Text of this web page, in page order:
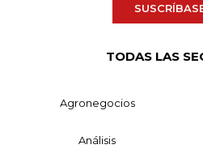
TODAS LAS
Agronegocios
Análisis